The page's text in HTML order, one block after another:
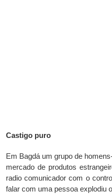
Castigo puro
Em Bagdá um grupo de
mercado de produtos
radio comunicador com o
falar com uma pessoa explodiu